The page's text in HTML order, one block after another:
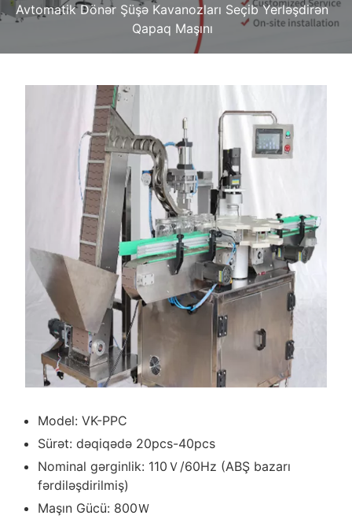
Avtomatik Dönər Şüşə Kavanozları Seçib Yerləşdirən
Qapaq Maşını
Model: VK-PPC
Sürət: dəqiqədə 20pcs-40pcs
Nominal gərginlik: 110Ｖ/60Hz (ABŞ bazarı
fərdiləşdirilmiş)
Maşın Gücü: 800Ｗ